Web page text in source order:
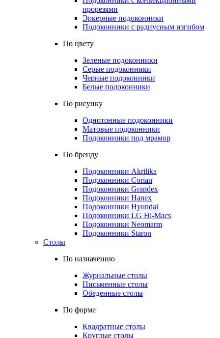
прорезями
Эркерные подоконники
Подоконники с радиусным изгибом
По цвету
Зеленые подоконники
Серые подоконники
Черные подоконники
Белые подоконники
По рисунку
Однотонные подоконники
Матовые подоконники
Подоконники под мрамор
По бренду
Подоконники Akrilika
Подоконники Corian
Подоконники Grandex
Подоконники Hanex
Подоконники Hyundai
Подоконники LG Hi-Macs
Подоконники Neomarm
Подоконники Staron
Столы
По назначению
Журнальные столы
Письменные столы
Обеденные столы
По форме
Квадратные столы
Круглые столы